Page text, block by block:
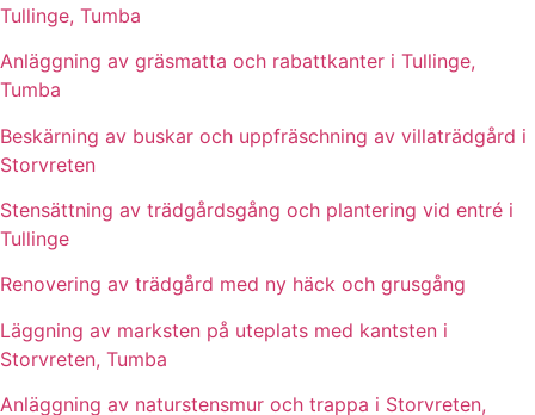
Tullinge, Tumba
Anläggning av gräsmatta och rabattkanter i Tullinge,
Tumba
Beskärning av buskar och uppfräschning av villaträdgård i
Storvreten
Stensättning av trädgårdsgång och plantering vid entré i
Tullinge
Renovering av trädgård med ny häck och grusgång
Läggning av marksten på uteplats med kantsten i
Storvreten, Tumba
Anläggning av naturstensmur och trappa i Storvreten,